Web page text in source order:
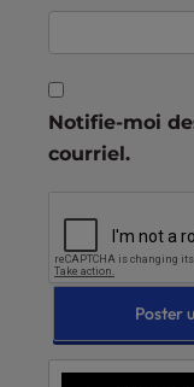
Notifie-moi
courriel.